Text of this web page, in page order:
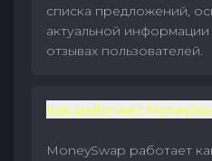
списка предложений,
актуальной
отзывах пользователей.
Как работает
MoneySwap работает